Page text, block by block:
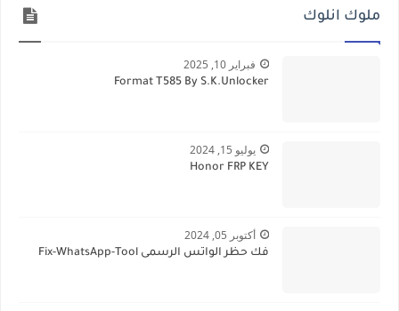
ملوك انلوك
فبراير 10, 2025
Format T585 By S.K.Unlocker
يوليو 15, 2024
Honor FRP KEY
أكتوبر 05, 2024
فك حظر الواتس الرسمى Fix-WhatsApp-Tool